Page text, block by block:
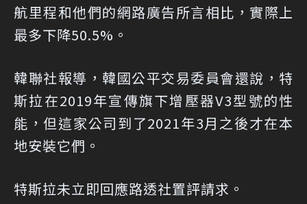
航里程和他們的網路廣告所言相比，實際上
最多下降50.5%。
韓聯社報導，韓國公平交易委員會還說，特
斯拉在2019年宣傳旗下增壓器V3型號的性
能，但這家公司到了2021年3月之後才在本
地安裝它們。
特斯拉未立即回應路透社置評請求。